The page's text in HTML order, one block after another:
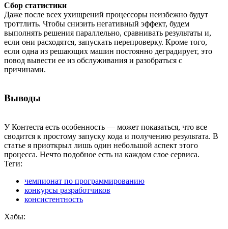
Сбор статистики
Даже после всех ухищрений процессоры неизбежно будут
троттлить. Чтобы снизить негативный эффект, будем
выполнять решения параллельно, сравнивать результаты и,
если они расходятся, запускать перепроверку. Кроме того,
если одна из решающих машин постоянно деградирует, это
повод вывести ее из обслуживания и разобраться с
причинами.
Выводы
У Контеста есть особенность — может показаться, что все
сводится к простому запуску кода и получению результата. В
статье я приоткрыл лишь один небольшой аспект этого
процесса. Нечто подобное есть на каждом слое сервиса.
Теги:
чемпионат по программированию
конкурсы разработчиков
консистентность
Хабы: